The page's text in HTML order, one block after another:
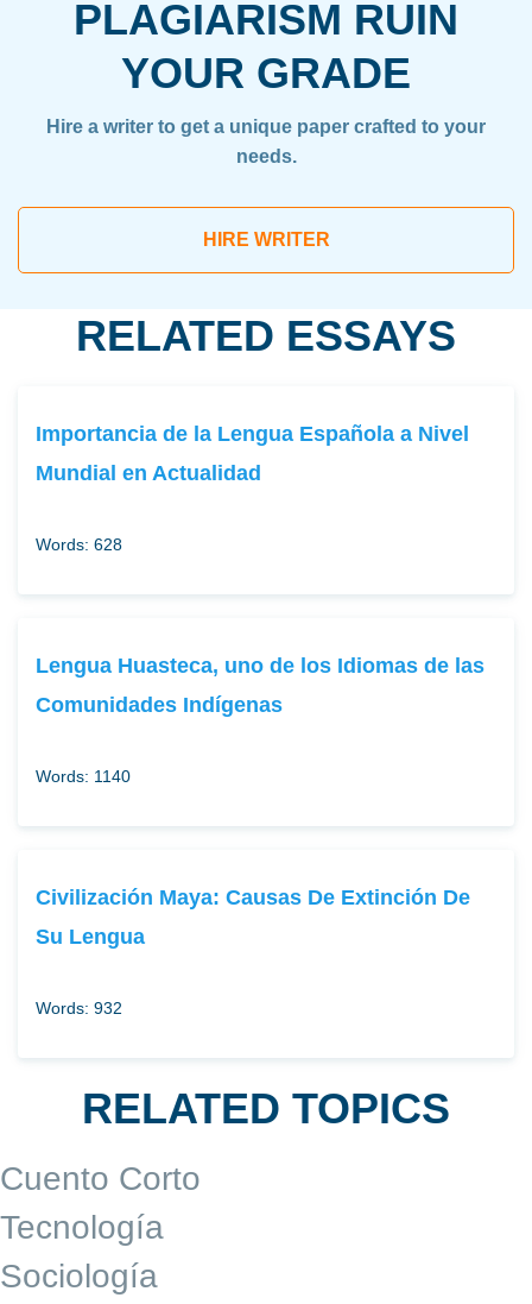
PLAGIARISM RUIN
YOUR GRADE
Hire a writer to get a unique paper crafted to your
needs.
HIRE WRITER
RELATED ESSAYS
Importancia de la Lengua Española a Nivel
Mundial en Actualidad
Words: 628
Lengua Huasteca, uno de los Idiomas de las
Comunidades Indígenas
Words: 1140
Civilización Maya: Causas De Extinción De
Su Lengua
Words: 932
RELATED TOPICS
Cuento Corto
Tecnología
Sociología